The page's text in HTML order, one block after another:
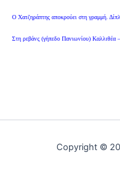
Ο Χατζηράπτης αποκρούει στη γραμμή.
Στη ρεβάνς (γήπεδο Πανιωνίου) Καλλιθέα
Copyright ©